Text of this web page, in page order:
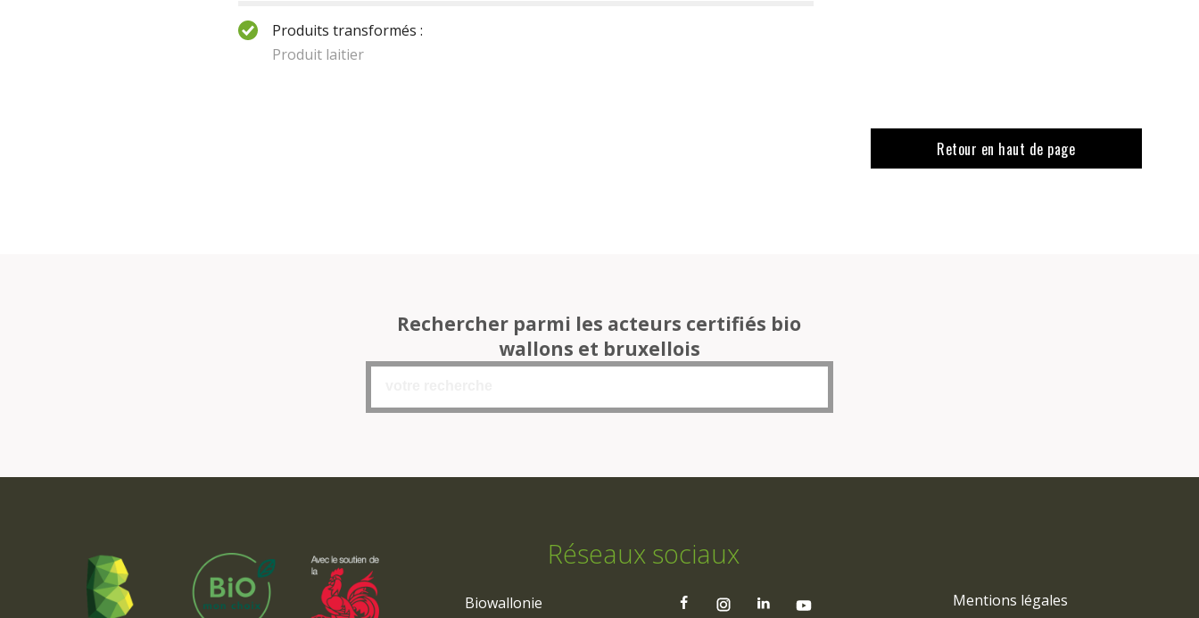
Produits transformés :
Produit laitier
Retour en haut de page
Rechercher parmi les acteurs certifiés bio
wallons et bruxellois
Réseaux sociaux
Biowallonie
Mentions légales